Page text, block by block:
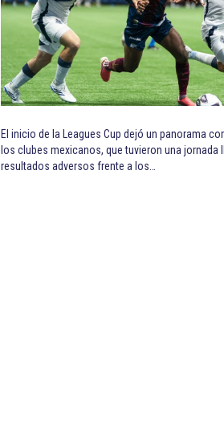
El inicio de la Leagues Cup dejó un panorama
los clubes mexicanos, que tuvieron una jornada
resultados adversos frente a los…